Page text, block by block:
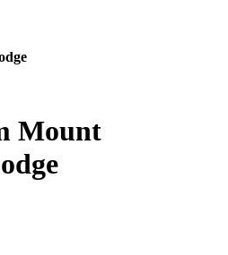
Mount